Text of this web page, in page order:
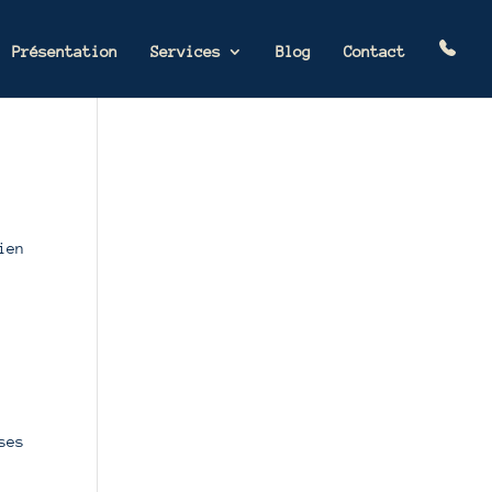
Présentation Services Blog Contact